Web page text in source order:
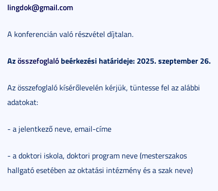
lingdok@gmail.com
A konferencián való részvétel díjtalan.
Azösszefoglaló beérkezési határideje: 2025. szeptember 26.
Az összefoglaló kísérőlevelén kérjük, tüntesse fel az alábbi
adatokat:
- a jelentkező neve, email-címe
- a doktori iskola, doktori program neve (mesterszakos
hallgató esetében az oktatási intézmény és a szak neve)